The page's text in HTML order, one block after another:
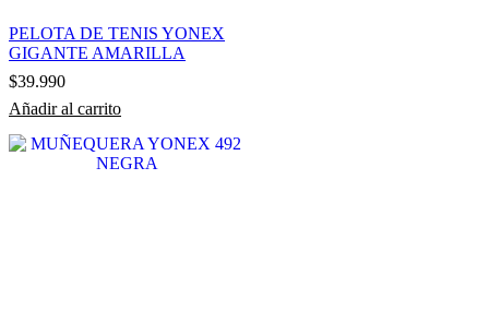
PELOTA DE TENIS YONEX
GIGANTE AMARILLA
$39.990
Añadir al carrito